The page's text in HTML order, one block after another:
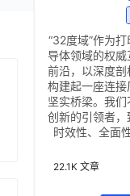
“32度域”作为
导体领域的权
前沿，以深度剖
构建起一座连
坚实桥梁。我
创新的引领者，
时效性、全面
22.1K 文章